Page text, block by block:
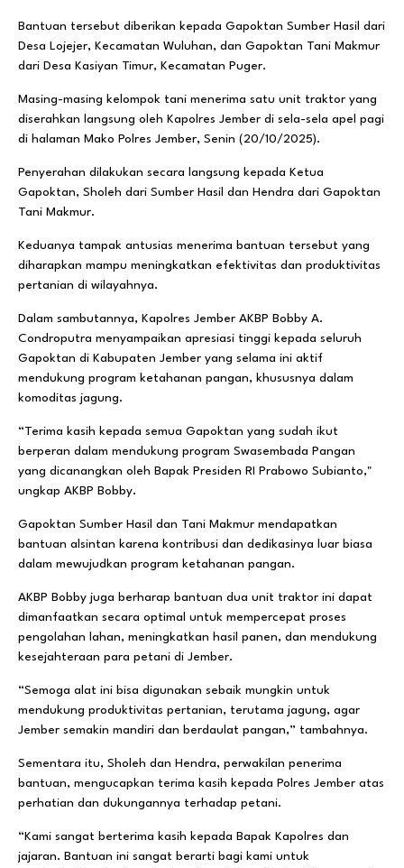
Bantuan tersebut diberikan kepada Gapoktan Sumber Hasil dari
Desa Lojejer, Kecamatan Wuluhan, dan Gapoktan Tani Makmur
dari Desa Kasiyan Timur, Kecamatan Puger.
Masing-masing kelompok tani menerima satu unit traktor yang
diserahkan langsung oleh Kapolres Jember di sela-sela apel pagi
di halaman Mako Polres Jember, Senin (20/10/2025).
Penyerahan dilakukan secara langsung kepada Ketua
Gapoktan, Sholeh dari Sumber Hasil dan Hendra dari Gapoktan
Tani Makmur.
Keduanya tampak antusias menerima bantuan tersebut yang
diharapkan mampu meningkatkan efektivitas dan produktivitas
pertanian di wilayahnya.
Dalam sambutannya, Kapolres Jember AKBP Bobby A.
Condroputra menyampaikan apresiasi tinggi kepada seluruh
Gapoktan di Kabupaten Jember yang selama ini aktif
mendukung program ketahanan pangan, khususnya dalam
komoditas jagung.
“Terima kasih kepada semua Gapoktan yang sudah ikut
berperan dalam mendukung program Swasembada Pangan
yang dicanangkan oleh Bapak Presiden RI Prabowo Subianto,"
ungkap AKBP Bobby.
Gapoktan Sumber Hasil dan Tani Makmur mendapatkan
bantuan alsintan karena kontribusi dan dedikasinya luar biasa
dalam mewujudkan program ketahanan pangan.
AKBP Bobby juga berharap bantuan dua unit traktor ini dapat
dimanfaatkan secara optimal untuk mempercepat proses
pengolahan lahan, meningkatkan hasil panen, dan mendukung
kesejahteraan para petani di Jember.
“Semoga alat ini bisa digunakan sebaik mungkin untuk
mendukung produktivitas pertanian, terutama jagung, agar
Jember semakin mandiri dan berdaulat pangan,” tambahnya.
Sementara itu, Sholeh dan Hendra, perwakilan penerima
bantuan, mengucapkan terima kasih kepada Polres Jember atas
perhatian dan dukungannya terhadap petani.
“Kami sangat berterima kasih kepada Bapak Kapolres dan
jajaran. Bantuan ini sangat berarti bagi kami untuk